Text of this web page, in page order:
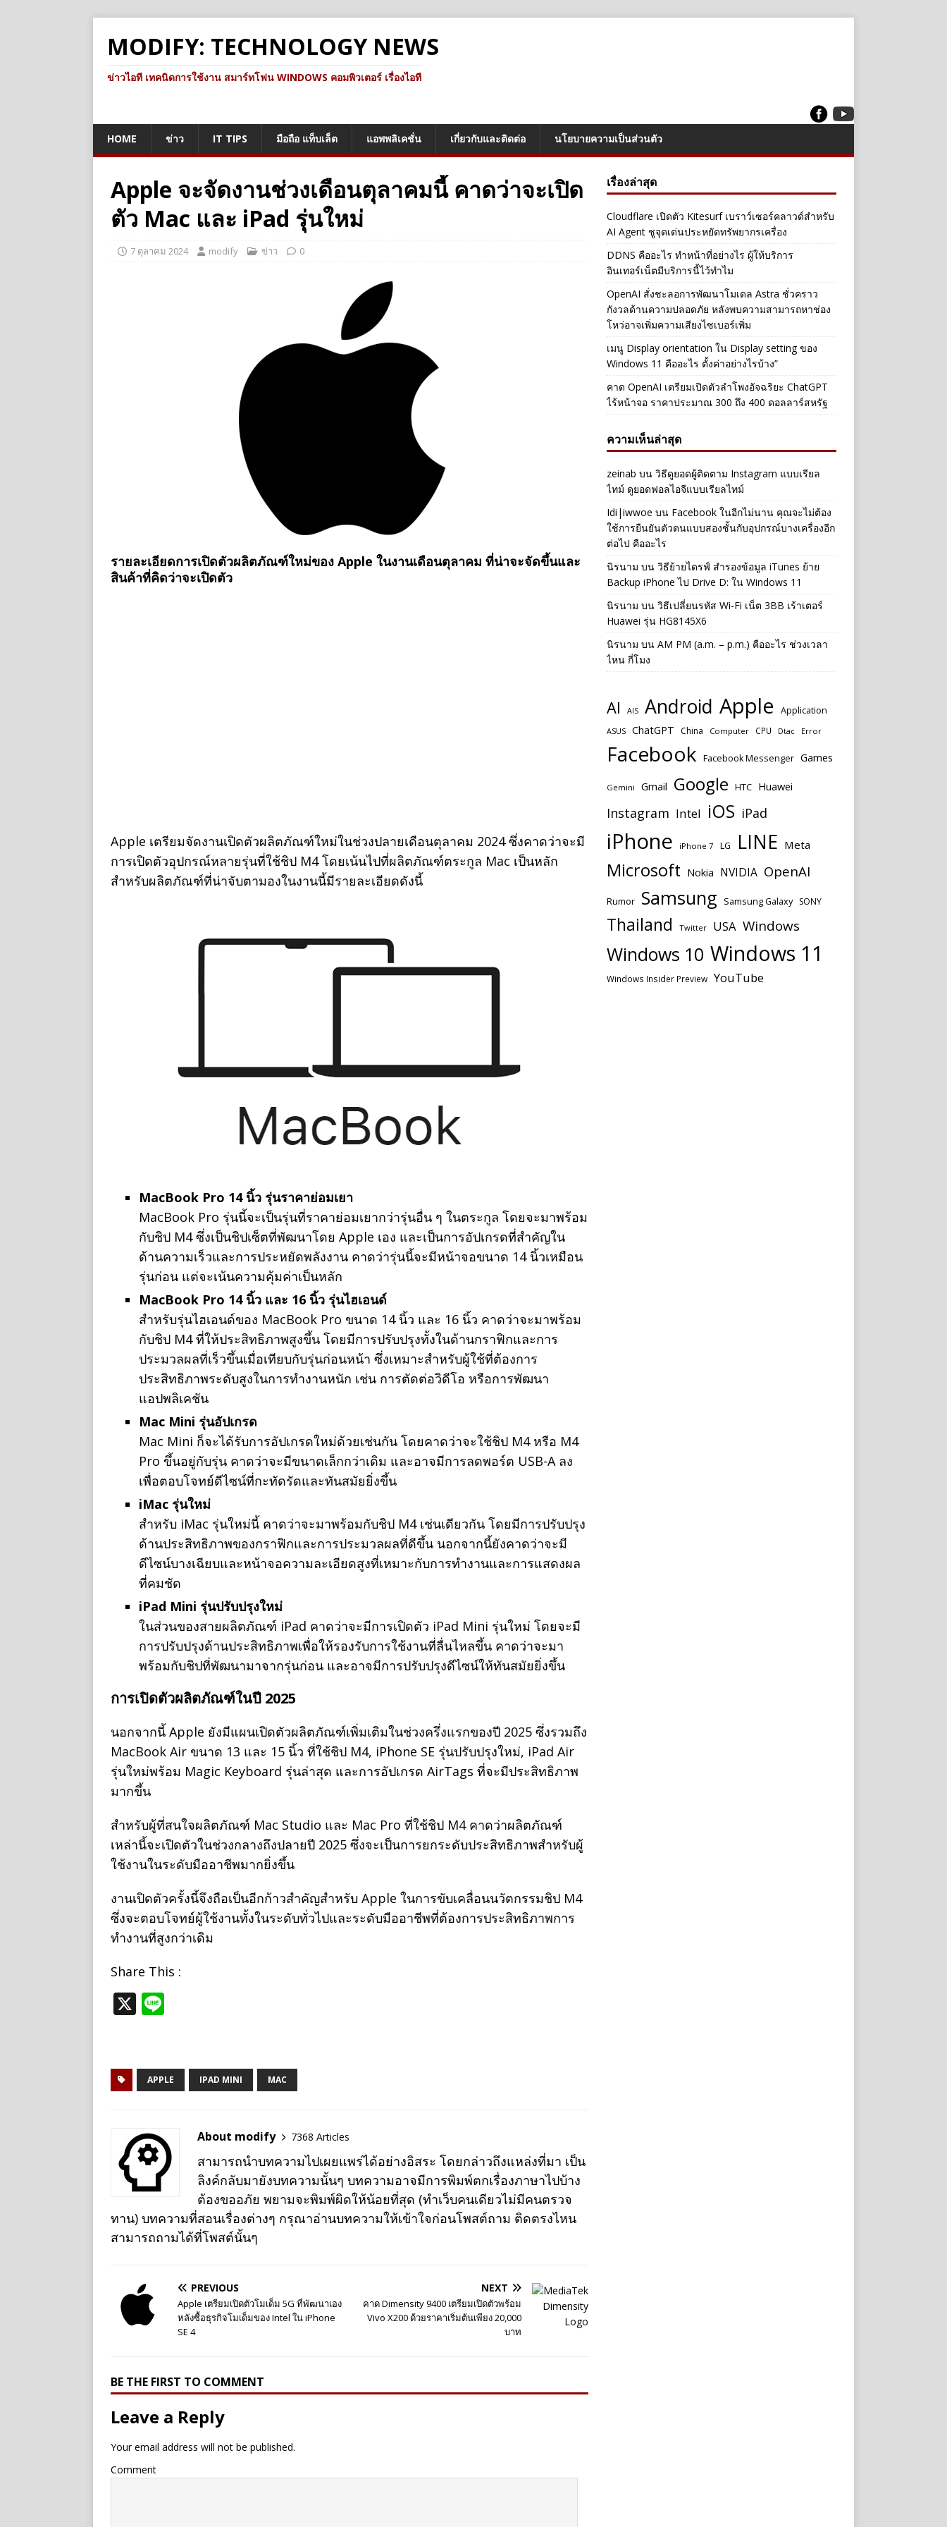
MODIFY: TECHNOLOGY NEWS
ข่าวไอที เทคนิดการใช้งาน สมาร์ทโฟน WINDOWS คอมพิวเตอร์ เรื่องไอที
HOME ข่าว IT TIPS มือถือ แท็บเล็ต แอพพลิเคชั่น เกี่ยวกับและติดต่อ นโยบายความเป็นส่วนตัว
Apple จะจัดงานช่วงเดือนตุลาคมนี้ คาดว่าจะเปิด
ตัว Mac และ iPad รุ่นใหม่
7 ตุลาคม 2024 modify ข่าว 0
รายละเอียดการเปิดตัวผลิตภัณฑ์ใหม่ของ Apple ในงานเดือนตุลาคม ที่น่าจะจัดขึ้นและ
สินค้าที่คิดว่าจะเปิดตัว
Apple เตรียมจัดงานเปิดตัวผลิตภัณฑ์ใหม่ในช่วงปลายเดือนตุลาคม 2024 ซึ่งคาดว่าจะมี
การเปิดตัวอุปกรณ์หลายรุ่นที่ใช้ชิป M4 โดยเน้นไปที่ผลิตภัณฑ์ตระกูล Mac เป็นหลัก
สำหรับผลิตภัณฑ์ที่น่าจับตามองในงานนี้มีรายละเอียดดังนี้
MacBook Pro 14 นิ้ว รุ่นราคาย่อมเยา
MacBook Pro รุ่นนี้จะเป็นรุ่นที่ราคาย่อมเยากว่ารุ่นอื่น ๆ ในตระกูล โดยจะมาพร้อม
กับชิป M4 ซึ่งเป็นชิปเซ็ตที่พัฒนาโดย Apple เอง และเป็นการอัปเกรดที่สำคัญใน
ด้านความเร็วและการประหยัดพลังงาน คาดว่ารุ่นนี้จะมีหน้าจอขนาด 14 นิ้วเหมือน
รุ่นก่อน แต่จะเน้นความคุ้มค่าเป็นหลัก
MacBook Pro 14 นิ้ว และ 16 นิ้ว รุ่นไฮเอนด์
สำหรับรุ่นไฮเอนด์ของ MacBook Pro ขนาด 14 นิ้ว และ 16 นิ้ว คาดว่าจะมาพร้อม
กับชิป M4 ที่ให้ประสิทธิภาพสูงขึ้น โดยมีการปรับปรุงทั้งในด้านกราฟิกและการ
ประมวลผลที่เร็วขึ้นเมื่อเทียบกับรุ่นก่อนหน้า ซึ่งเหมาะสำหรับผู้ใช้ที่ต้องการ
ประสิทธิภาพระดับสูงในการทำงานหนัก เช่น การตัดต่อวิดีโอ หรือการพัฒนา
แอปพลิเคชัน
Mac Mini รุ่นอัปเกรด
Mac Mini ก็จะได้รับการอัปเกรดใหม่ด้วยเช่นกัน โดยคาดว่าจะใช้ชิป M4 หรือ M4
Pro ขึ้นอยู่กับรุ่น คาดว่าจะมีขนาดเล็กกว่าเดิม และอาจมีการลดพอร์ต USB-A ลง
เพื่อตอบโจทย์ดีไซน์ที่กะทัดรัดและทันสมัยยิ่งขึ้น
iMac รุ่นใหม่
สำหรับ iMac รุ่นใหม่นี้ คาดว่าจะมาพร้อมกับชิป M4 เช่นเดียวกัน โดยมีการปรับปรุง
ด้านประสิทธิภาพของกราฟิกและการประมวลผลที่ดีขึ้น นอกจากนี้ยังคาดว่าจะมี
ดีไซน์บางเฉียบและหน้าจอความละเอียดสูงที่เหมาะกับการทำงานและการแสดงผล
ที่คมชัด
iPad Mini รุ่นปรับปรุงใหม่
ในส่วนของสายผลิตภัณฑ์ iPad คาดว่าจะมีการเปิดตัว iPad Mini รุ่นใหม่ โดยจะมี
การปรับปรุงด้านประสิทธิภาพเพื่อให้รองรับการใช้งานที่ลื่นไหลขึ้น คาดว่าจะมา
พร้อมกับชิปที่พัฒนามาจากรุ่นก่อน และอาจมีการปรับปรุงดีไซน์ให้ทันสมัยยิ่งขึ้น
การเปิดตัวผลิตภัณฑ์ในปี 2025
นอกจากนี้ Apple ยังมีแผนเปิดตัวผลิตภัณฑ์เพิ่มเติมในช่วงครึ่งแรกของปี 2025 ซึ่งรวมถึง
MacBook Air ขนาด 13 และ 15 นิ้ว ที่ใช้ชิป M4, iPhone SE รุ่นปรับปรุงใหม่, iPad Air
รุ่นใหม่พร้อม Magic Keyboard รุ่นล่าสุด และการอัปเกรด AirTags ที่จะมีประสิทธิภาพ
มากขึ้น
สำหรับผู้ที่สนใจผลิตภัณฑ์ Mac Studio และ Mac Pro ที่ใช้ชิป M4 คาดว่าผลิตภัณฑ์
เหล่านี้จะเปิดตัวในช่วงกลางถึงปลายปี 2025 ซึ่งจะเป็นการยกระดับประสิทธิภาพสำหรับผู้
ใช้งานในระดับมืออาชีพมากยิ่งขึ้น
งานเปิดตัวครั้งนี้จึงถือเป็นอีกก้าวสำคัญสำหรับ Apple ในการขับเคลื่อนนวัตกรรมชิป M4
ซึ่งจะตอบโจทย์ผู้ใช้งานทั้งในระดับทั่วไปและระดับมืออาชีพที่ต้องการประสิทธิภาพการ
ทำงานที่สูงกว่าเดิม
Share This :
X
APPLE IPAD MINI MAC
About modify 7368 Articles
สามารถนำบทความไปเผยแพร่ได้อย่างอิสระ โดยกล่าวถึงแหล่งที่มา เป็น
ลิงค์กลับมายังบทความนั้นๆ บทความอาจมีการพิมพ์ตกเรื่องภาษาไปบ้าง
ต้องขออภัย พยามจะพิมพ์ผิดให้น้อยที่สุด (ทำเว็บคนเดียวไม่มีคนตรวจ
ทาน) บทความที่สอนเรื่องต่างๆ กรุณาอ่านบทความให้เข้าใจก่อนโพสต์ถาม ติดตรงไหน
สามารถถามได้ที่โพสต์นั้นๆ
PREVIOUS
Apple เตรียมเปิดตัวโมเด็ม 5G ที่พัฒนาเอง
หลังซื้อธุรกิจโมเด็มของ Intel ใน iPhone
SE 4
NEXT
คาด Dimensity 9400 เตรียมเปิดตัวพร้อม
Vivo X200 ด้วยราคาเริ่มต้นเพียง 20,000
บาท
BE THE FIRST TO COMMENT
Leave a Reply
Your email address will not be published.
Comment
เรื่องล่าสุด
Cloudflare เปิดตัว Kitesurf เบราว์เซอร์คลาวด์สำหรับ
AI Agent ชูจุดเด่นประหยัดทรัพยากรเครื่อง
DDNS คืออะไร ทำหน้าที่อย่างไร ผู้ให้บริการ
อินเทอร์เน็ตมีบริการนี้ไว้ทำไม
OpenAI สั่งชะลอการพัฒนาโมเดล Astra ชั่วคราว
กังวลด้านความปลอดภัย หลังพบความสามารถหาช่อง
โหว่อาจเพิ่มความเสียงไซเบอร์เพิ่ม
เมนู Display orientation ใน Display setting ของ
Windows 11 คืออะไร ตั้งค่าอย่างไรบ้าง”
คาด OpenAI เตรียมเปิดตัวลำโพงอัจฉริยะ ChatGPT
ไร้หน้าจอ ราคาประมาณ 300 ถึง 400 ดอลลาร์สหรัฐ
ความเห็นล่าสุด
zeinab บน วิธีดูยอดผู้ติดตาม Instagram แบบเรียล
ไทม์ ดูยอดฟอลไอจีแบบเรียลไทม์
Idi|iwwoe บน Facebook ในอีกไม่นาน คุณจะไม่ต้อง
ใช้การยืนยันตัวตนแบบสองชั้นกับอุปกรณ์บางเครื่องอีก
ต่อไป คืออะไร
นิรนาม บน วิธีย้ายไดรฟ์ สำรองข้อมูล iTunes ย้าย
Backup iPhone ไป Drive D: ใน Windows 11
นิรนาม บน วิธีเปลี่ยนรหัส Wi-Fi เน็ต 3BB เร้าเตอร์
Huawei รุ่น HG8145X6
นิรนาม บน AM PM (a.m. – p.m.) คืออะไร ช่วงเวลา
ไหน กี่โมง
AI AIS Android Apple Application
ASUS ChatGPT China Computer CPU Dtac Error
Facebook Facebook Messenger Games
Gemini Gmail Google HTC Huawei
Instagram Intel iOS iPad
iPhone iPhone 7 LG LINE Meta
Microsoft Nokia NVIDIA OpenAI
Rumor Samsung Samsung Galaxy SONY
Thailand Twitter USA Windows
Windows 10 Windows 11
Windows Insider Preview YouTube